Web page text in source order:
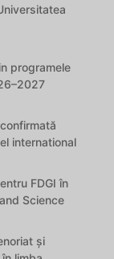
programele
international
FDGI în
Science
și